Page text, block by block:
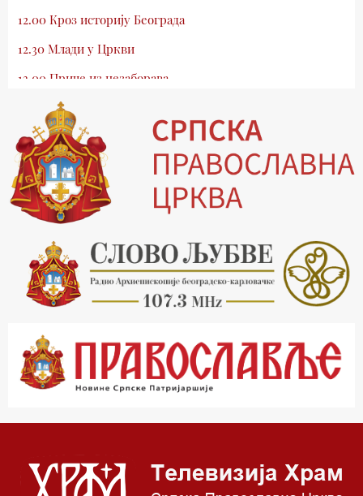
12.00 Кроз историју Београда
12.30 Млади у Цркви
13.00 Приче из незаборава
13.30 Храм културе
14.00 Питања и одговори
15.03 Беседа Патријарха Порфирија
15.15 Молитве
15.30 Манастири на Косову и Метохији
16.03 Српска историјска читанка
16.30 Тврђаве Дунава
17.03 Бит – емисија Ненада Гугла
17.30 Приче из незаборава
18.03 Врлинослов
20.15 Реч архијереја